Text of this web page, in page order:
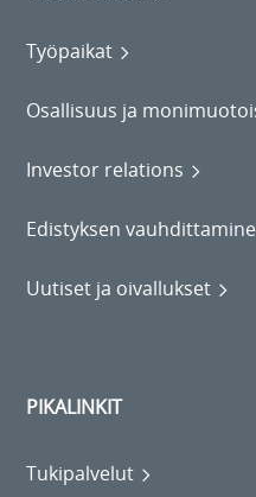
Työpaikat
Osallisuus ja
Investor relations
Edistyksen
Uutiset ja oivallukset
PIKALINKIT
Tukipalvelut